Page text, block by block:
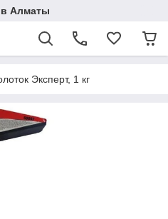
Алматы
Эксперт, 1 кг